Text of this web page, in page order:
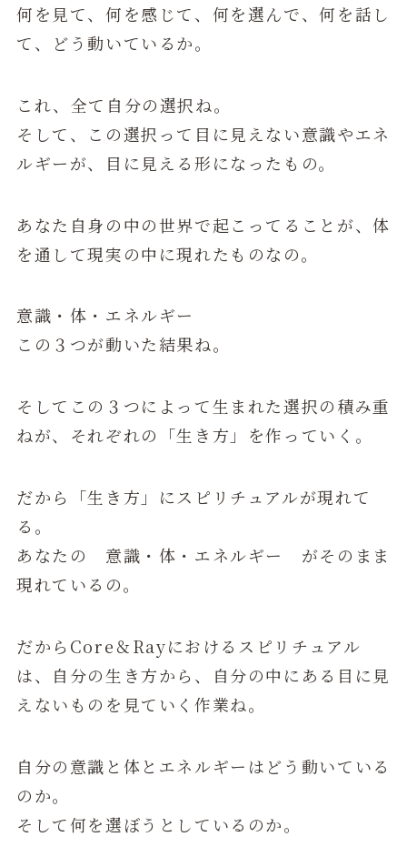
何を見て、何を感じて、何を選んで、何を話し
て、どう動いているか。
これ、全て自分の選択ね。
そして、この選択って目に見えない意識やエネ
ルギーが、目に見える形になったもの。
あなた自身の中の世界で起こってることが、体
を通して現実の中に現れたものなの。
意識・体・エネルギー
この３つが動いた結果ね。
そしてこの３つによって生まれた選択の積み重
ねが、それぞれの「生き方」を作っていく。
だから「生き方」にスピリチュアルが現れて
る。
あなたの 意識・体・エネルギー がそのまま
現れているの。
だからCore＆Rayにおけるスピリチュアル
は、自分の生き方から、自分の中にある目に見
えないものを見ていく作業ね。
自分の意識と体とエネルギーはどう動いている
のか。
そして何を選ぼうとしているのか。